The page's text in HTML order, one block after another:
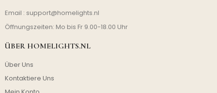
Email : support@homelights.nl
Öffnungszeiten: Mo bis Fr 9.00-18.00 Uhr
ÜBER HOMELIGHTS.NL
Über Uns
Kontaktiere Uns